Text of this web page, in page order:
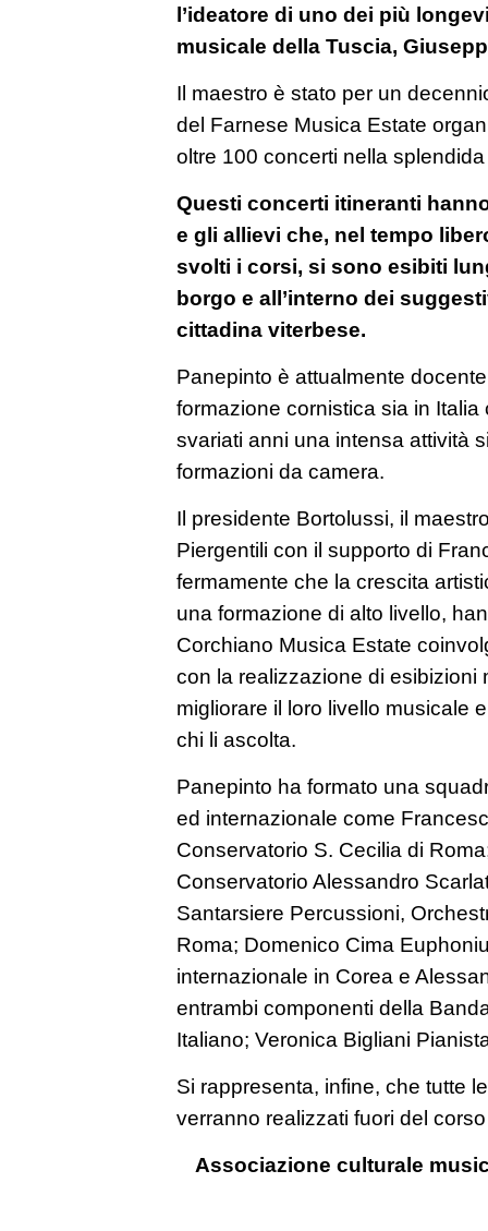
l’ideatore di uno dei più
musicale della Tuscia,
Il maestro è stato per un
del Farnese Musica Estate
oltre 100 concerti nella
Questi concerti itineranti
e gli allievi che, nel tempo
svolti i corsi, si sono esibiti
borgo e all’interno dei
cittadina viterbese.
Panepinto è attualmente
formazione cornistica sia in Italia
svariati anni una intensa attività
formazioni da camera.
Il presidente Bortolussi, il
Piergentili con il supporto di
fermamente che la crescita
una formazione di alto livello,
Corchiano Musica Estate
con la realizzazione di esibizioni
migliorare il loro livello musicale
chi li ascolta.
Panepinto ha formato una
ed internazionale come
Conservatorio S. Cecilia di
Conservatorio Alessandro
Santarsiere Percussioni,
Roma; Domenico Cima
internazionale in Corea e
entrambi componenti della
Italiano; Veronica Bigliani
Si rappresenta, infine, che tutte
verranno realizzati fuori del
Associazione culturale